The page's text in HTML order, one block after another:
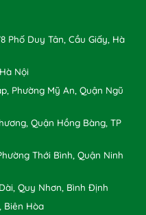
Phố Duy Tân, Cầu Giấy, Hà
Nội
Phường Mỹ An, Quận Ngũ
Quận Hồng Bàng, TP
Thới Bình, Quận Ninh
Quy Nhơn, Bình Định
Biên Hòa